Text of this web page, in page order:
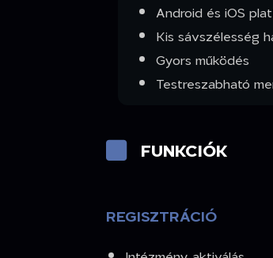
Android és iOS
Kis sávszélesség
Gyors működés
Testreszabható
FUNKCIÓK
REGISZTRÁCIÓ